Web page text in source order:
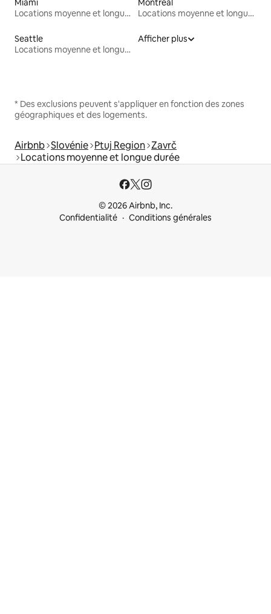
Miami
Locations moyenne et longue durée
Montréal
Locations moyenne et longue durée
Seattle
Locations moyenne et longue durée
Afficher plus
* Des exclusions peuvent s'appliquer en fonction des zones
géographiques et des logements.
Airbnb Slovénie Ptuj Region Zavrč
Locations moyenne et longue durée
© 2026 Airbnb, Inc.
Confidentialité
Conditions générales